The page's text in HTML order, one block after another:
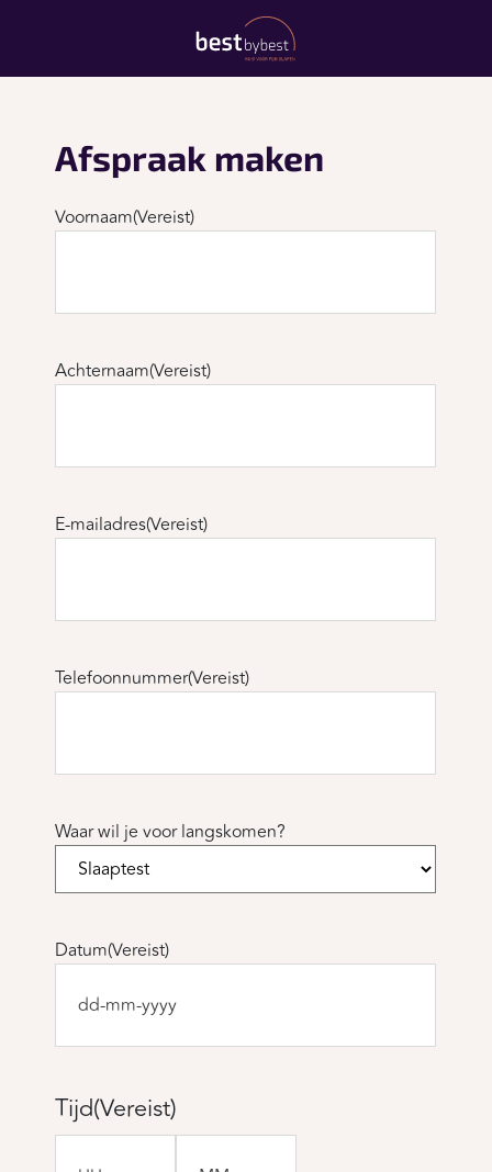
Afspraak maken
Voornaam(Vereist)
Achternaam(Vereist)
E-mailadres(Vereist)
Telefoonnummer(Vereist)
Waar wil je voor langskomen?
Datum(Vereist)
DD
dash
dash
JJJJ
Tijd(Vereist)